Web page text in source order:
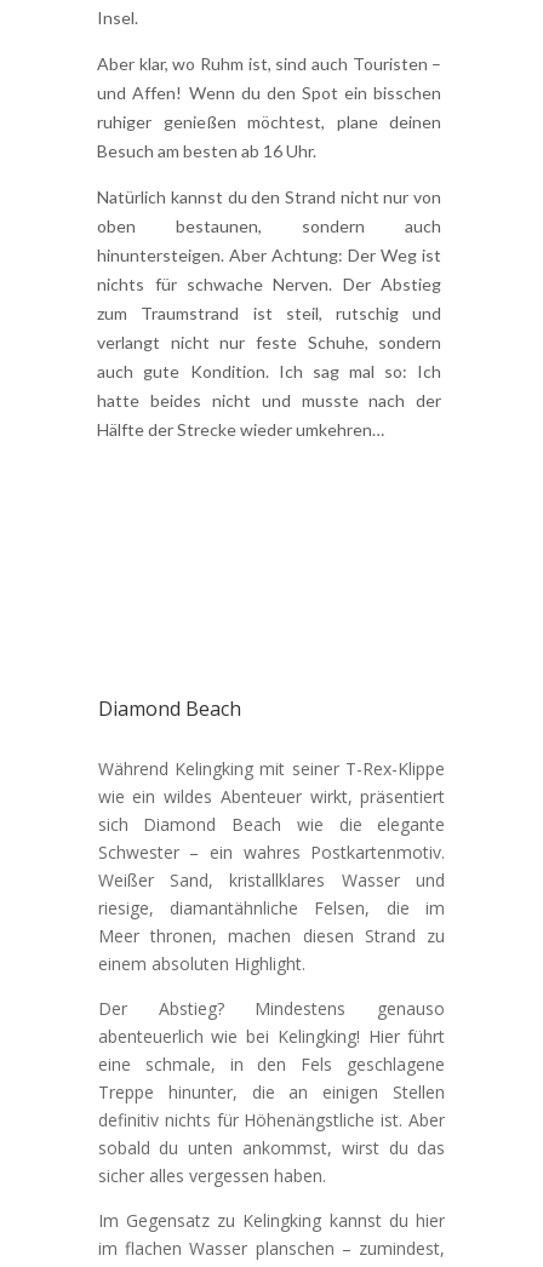
Insel.
Aber klar, wo Ruhm ist, sind auch Touristen –
und Affen! Wenn du den Spot ein bisschen
ruhiger genießen möchtest, plane deinen
Besuch am besten ab 16 Uhr.
Natürlich kannst du den Strand nicht nur von
oben bestaunen, sondern auch
hinuntersteigen. Aber Achtung: Der Weg ist
nichts für schwache Nerven. Der Abstieg
zum Traumstrand ist steil, rutschig und
verlangt nicht nur feste Schuhe, sondern
auch gute Kondition. Ich sag mal so: Ich
hatte beides nicht und musste nach der
Hälfte der Strecke wieder umkehren…
Diamond Beach
Während Kelingking mit seiner T-Rex-Klippe
wie ein wildes Abenteuer wirkt, präsentiert
sich Diamond Beach wie die elegante
Schwester – ein wahres Postkartenmotiv.
Weißer Sand, kristallklares Wasser und
riesige, diamantähnliche Felsen, die im
Meer thronen, machen diesen Strand zu
einem absoluten Highlight.
Der Abstieg? Mindestens genauso
abenteuerlich wie bei Kelingking! Hier führt
eine schmale, in den Fels geschlagene
Treppe hinunter, die an einigen Stellen
definitiv nichts für Höhenängstliche ist. Aber
sobald du unten ankommst, wirst du das
sicher alles vergessen haben.
Im Gegensatz zu Kelingking kannst du hier
im flachen Wasser planschen – zumindest,